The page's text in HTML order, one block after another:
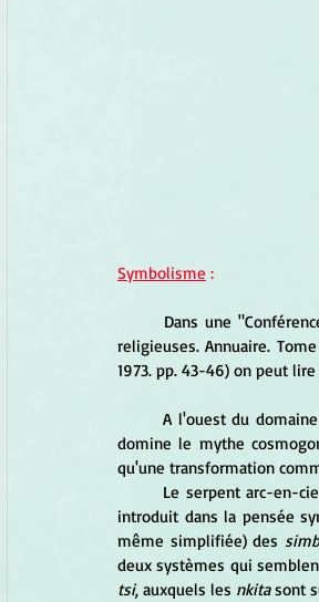
Symbolisme :
Dans une
religieuses. Annuaire.
1973. pp. 43-46) on peut
	A l'ouest du domaine kongo (au nord du fleuve), chez les Yombe, la figure du serpent arc-en-ciel Mbumba
domine le mythe
qu'une transformation
introduit dans la pensée
même simplifiée) des
deux systèmes qui
tsi, auxquels les nkita sont